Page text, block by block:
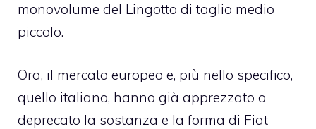
monovolume del Lingotto di taglio medio
piccolo.
Ora, il mercato europeo e, più nello specifico,
quello italiano, hanno già apprezzato o
deprecato la sostanza e la forma di Fiat